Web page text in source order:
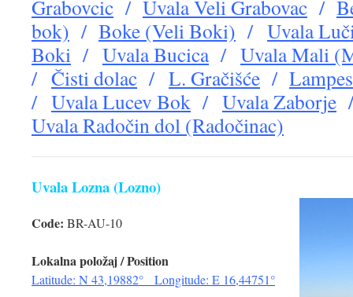
Grabovcic / Uvala Veli Grabovac /
bok) / Boke (Veli Boki) / Uvala
Boki / Uvala Bucica/ Uvala Mali
/ Čisti dolac / L. Gračišće /
/ Uvala Lucev Bok / Uvala Zaborje
Uvala Radočin dol (Radočinac)
Uvala Lozna (Lozno)
Code: BR-AU-10
Lokalna položaj / Position
Latitude: N 43,19882° Longitude: E 16,44751°